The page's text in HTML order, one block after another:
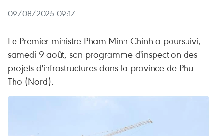
09/08/2025 09:17
Le Premier ministre Pham Minh Chinh a poursuivi,
samedi 9 août, son programme d'inspection des
projets d'infrastructures dans la province de Phu
Tho (Nord).